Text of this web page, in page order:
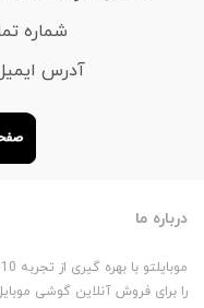
شماره
آدرس
درباره ما
را برای فروش آنلاین گوشی